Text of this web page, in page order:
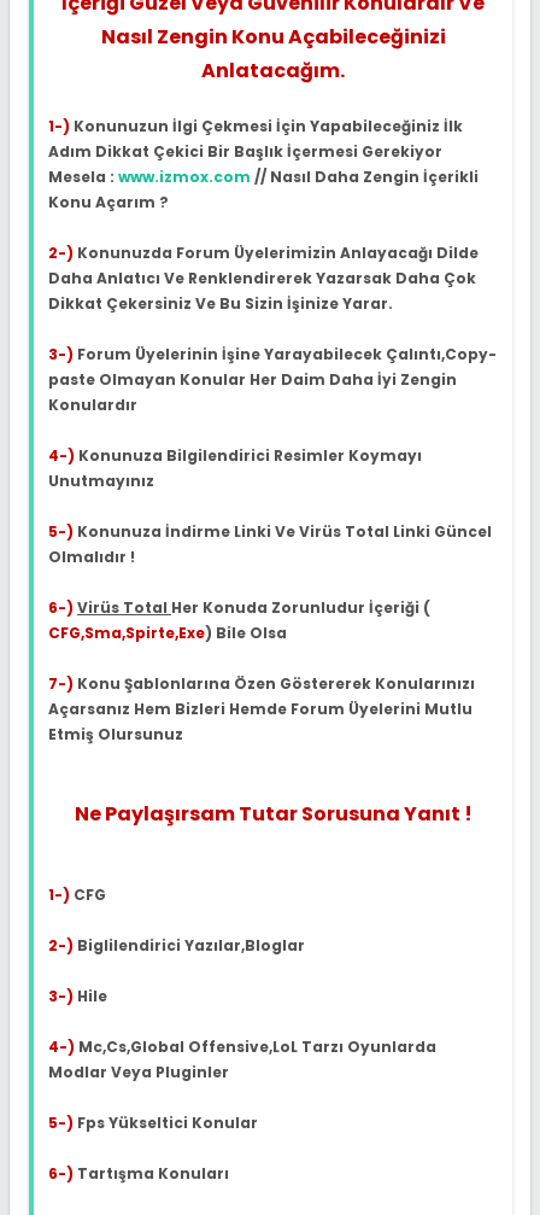
Nasıl Zengin Konu Açabileceğinizi
Anlatacağım.
1-) Konunuzun İlgi Çekmesi İçin Yapabileceğiniz İlk
Adım Dikkat Çekici Bir Başlık İçermesi Gerekiyor
Mesela : www.izmox.com // Nasıl Daha Zengin İçerikli
Konu Açarım ?
2-) Konunuzda Forum Üyelerimizin Anlayacağı Dilde
Daha Anlatıcı Ve Renklendirerek Yazarsak Daha Çok
Dikkat Çekersiniz Ve Bu Sizin İşinize Yarar.
3-) Forum Üyelerinin İşine Yarayabilecek Çalıntı,Copy-
paste Olmayan Konular Her Daim Daha İyi Zengin
Konulardır
4-) Konunuza Bilgilendirici Resimler Koymayı
Unutmayınız
5-) Konunuza İndirme Linki Ve Virüs Total Linki Güncel
Olmalıdır !
6-) Virüs Total Her Konuda Zorunludur İçeriği (
CFG,Sma,Spirte,Exe) Bile Olsa
7-) Konu Şablonlarına Özen Göstererek Konularınızı
Açarsanız Hem Bizleri Hemde Forum Üyelerini Mutlu
Etmiş Olursunuz
Ne Paylaşırsam Tutar Sorusuna Yanıt !
1-) CFG
2-) Biglilendirici Yazılar,Bloglar
3-) Hile
4-) Mc,Cs,Global Offensive,LoL Tarzı Oyunlarda
Modlar Veya Pluginler
5-) Fps Yükseltici Konular
6-) Tartışma Konuları